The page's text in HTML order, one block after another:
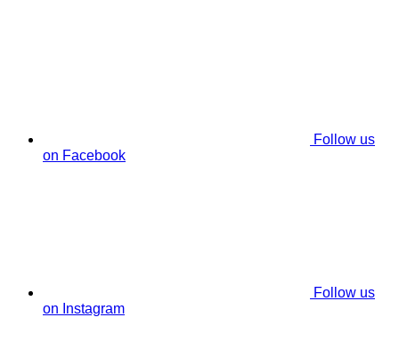
Follow us
on Facebook
Follow us
on Instagram